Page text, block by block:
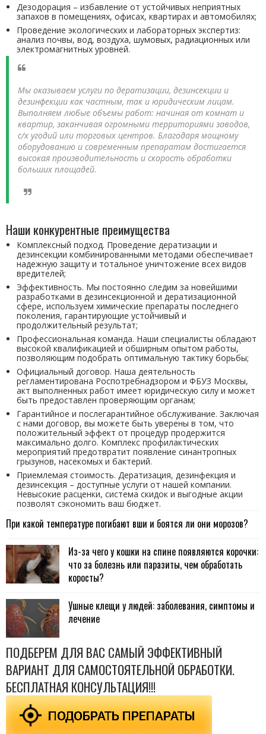
Дезодорация – избавление от устойчивых неприятных
запахов в помещениях, офисах, квартирах и автомобилях;
Проведение экологических и лабораторных экспертиз:
анализ почвы, вод, воздуха, шумовых, радиационных или
электромагнитных уровней.
Мы оказываем услуги по дератизации, дезинсекции и
дезинфекции как частным, так и юридическим лицам.
Выполняем любые объемы работ: начиная от комнат и
квартир, заканчивая огромными территориями заводов,
с/х угодий или торговых центров. Благодаря мощному
оборудованию и современным препаратам достигается
высокая производительность и скорость обработки
больших площадей.
Наши конкурентные преимущества
Комплексный подход. Проведение дератизации и
дезинсекции комбинированными методами обеспечивает
надежную защиту и тотальное уничтожение всех видов
вредителей;
Эффективность. Мы постоянно следим за новейшими
разработками в дезинсекционной и дератизационной
сфере, используем химические препараты последнего
поколения, гарантирующие устойчивый и
продолжительный результат;
Профессиональная команда. Наши специалисты обладают
высокой квалификацией и обширным опытом работы,
позволяющим подобрать оптимальную тактику борьбы;
Официальный договор. Наша деятельность
регламентирована Роспотребнадзором и ФБУЗ Москвы,
акт выполненных работ имеет юридическую силу и может
быть предоставлен проверяющим органам;
Гарантийное и послегарантийное обслуживание. Заключая
с нами договор, вы можете быть уверены в том, что
положительный эффект от процедур продержится
максимально долго. Комплекс профилактических
мероприятий предотвратит появление синантропных
грызунов, насекомых и бактерий.
Приемлемая стоимость. Дератизация, дезинфекция и
дезинсекция – доступные услуги от нашей компании.
Невысокие расценки, система скидок и выгодные акции
позволят сэкономить ваш бюджет.
При какой температуре погибают вши и боятся ли они морозов?
Из-за чего у кошки на спине появляются корочки:
что за болезнь или паразиты, чем обработать
коросты?
Ушные клещи у людей: заболевания, симптомы и
лечение
ПОДБЕРЕМ ДЛЯ ВАС САМЫЙ ЭФФЕКТИВНЫЙ
ВАРИАНТ ДЛЯ САМОСТОЯТЕЛЬНОЙ ОБРАБОТКИ.
БЕСПЛАТНАЯ КОНСУЛЬТАЦИЯ!!!